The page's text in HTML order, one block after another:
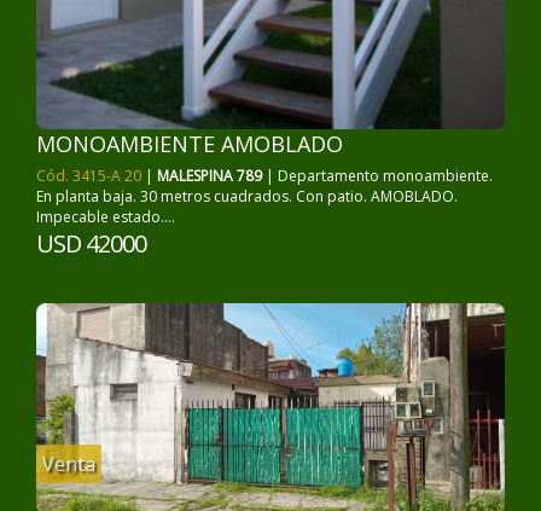
MONOAMBIENTE AMOBLADO
Cód. 3415-A 20 | MALESPINA 789| Departamento monoambiente.
En planta baja. 30 metros cuadrados. Con patio. AMOBLADO.
Impecable estado....
USD 42000
Venta